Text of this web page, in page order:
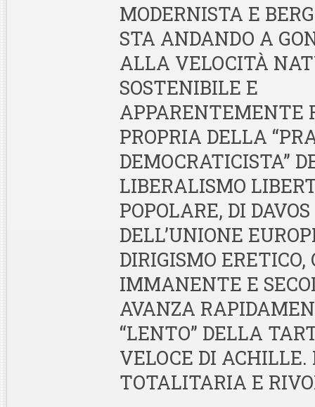
MODERNISTA E
STA ANDANDO A
ALLA VELOCITÀ
SOSTENIBILE E
APPARENTEMENTE
PROPRIA DELLA
DEMOCRATICISTA”
LIBERALISMO
POPOLARE, DI
DELL’UNIONE
DIRIGISMO
IMMANENTE E
AVANZA
“LENTO” DELLA
VELOCE DI
TOTALITARIA E